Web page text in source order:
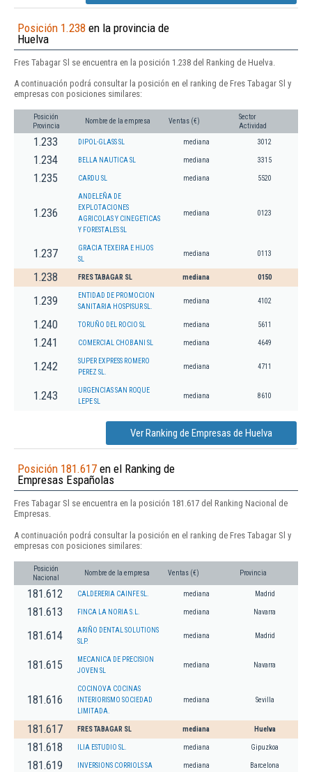
Posición 1.238 en la provincia de
Huelva
Fres Tabagar Sl se encuentra en la posición 1.238 del Ranking de Huelva.
A continuación podrá consultar la posición en el ranking de Fres Tabagar Sl y
empresas con posiciones similares:
Posición
Provincia
Nombre de la empresa Ventas (€)
Sector
Actividad
1.233 DIPOL-GLASS SL mediana 3012
1.234 BELLA NAUTICA SL mediana 3315
1.235 CARDU SL mediana 5520
1.236
ANDELEÑA DE
EXPLOTACIONES
AGRICOLAS Y CINEGETICAS
Y FORESTALES SL
mediana 0123
1.237
GRACIA TEXEIRA E HIJOS
SL
mediana 0113
1.238 FRES TABAGAR SL mediana 0150
1.239
ENTIDAD DE PROMOCION
SANITARIA HOSPISUR SL.
mediana 4102
1.240 TORUÑO DEL ROCIO SL mediana 5611
1.241 COMERCIAL CHOBANI SL mediana 4649
1.242
SUPER EXPRESS ROMERO
PEREZ SL.
mediana 4711
1.243
URGENCIAS SAN ROQUE
LEPE SL
mediana 8610
Ver Ranking de Empresas de Huelva
Posición 181.617 en el Ranking de
Empresas Españolas
Fres Tabagar Sl se encuentra en la posición 181.617 del Ranking Nacional de
Empresas.
A continuación podrá consultar la posición en el ranking de Fres Tabagar Sl y
empresas con posiciones similares:
Posición
Nacional
Nombre de la empresa Ventas (€) Provincia
181.612 CALDERERIA CAINFE SL. mediana Madrid
181.613 FINCA LA NORIA S.L. mediana Navarra
181.614
ARIÑO DENTAL SOLUTIONS
SLP.
mediana Madrid
181.615
MECANICA DE PRECISION
JOVEN SL
mediana Navarra
181.616
COCINOVA COCINAS
INTERIORISMO SOCIEDAD
LIMITADA.
mediana Sevilla
181.617 FRES TABAGAR SL mediana Huelva
181.618 ILIA ESTUDIO SL. mediana Gipuzkoa
181.619 INVERSIONS CORRIOLS SA mediana Barcelona